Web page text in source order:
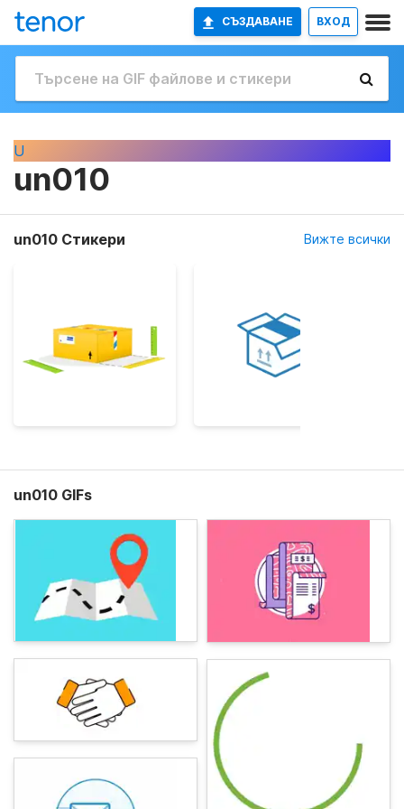
СЪЗДАВАНЕ ВХОД
U
un010
un010 Стикери Вижте всички
un010 GIFs